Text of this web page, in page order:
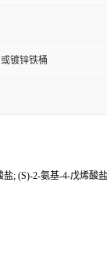
镀锌铁桶
; (S)-2-氨基-4-戊烯酸